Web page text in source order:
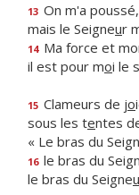
13 On m'a
mais le Seigneur
14 Ma force et
il est pour moi le
15 Clameurs de jo
sous les tentes
« Le bras du
16 le bras du
le bras du Seigneu